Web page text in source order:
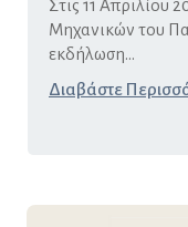
Στις 11 Απριλίου
Μηχανικών του
εκδήλωση...
Διαβάστε